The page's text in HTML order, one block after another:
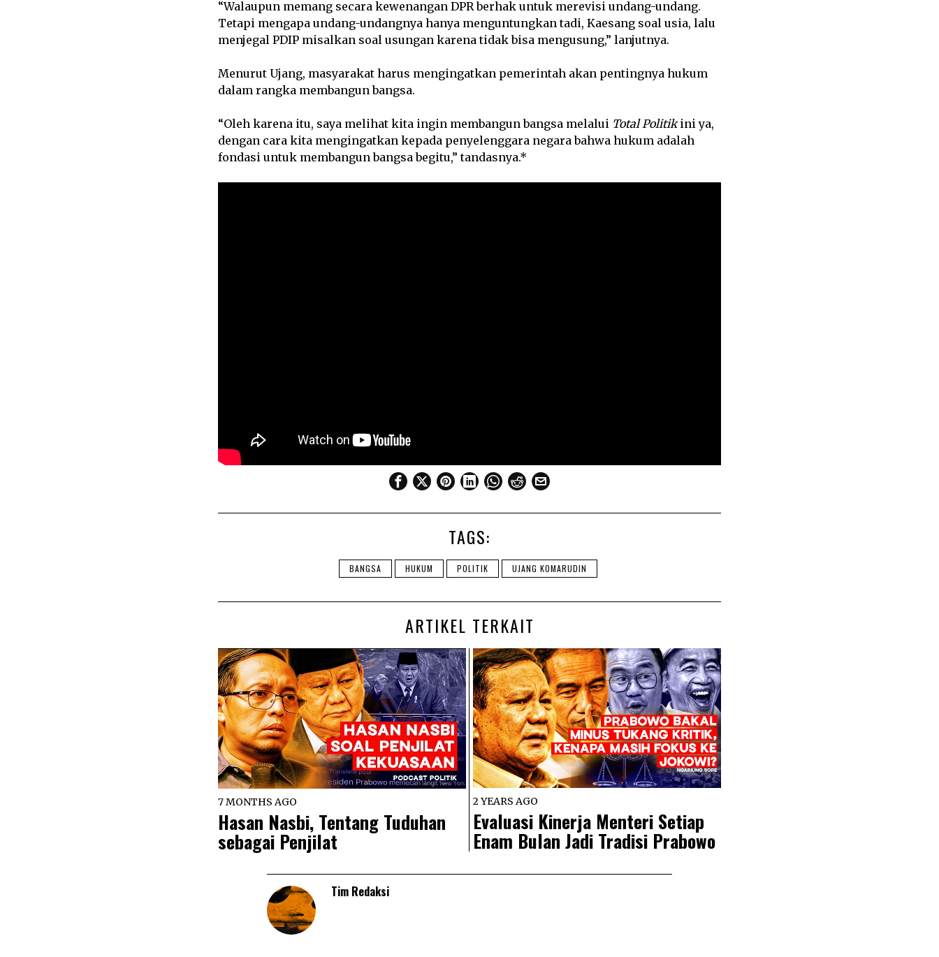
“Walaupun memang secara kewenangan DPR berhak untuk merevisi undang-undang.
Tetapi mengapa undang-undangnya hanya menguntungkan tadi, Kaesang soal usia, lalu
menjegal PDIP misalkan soal usungan karena tidak bisa mengusung,” lanjutnya.
Menurut Ujang, masyarakat harus mengingatkan pemerintah akan pentingnya hukum
dalam rangka membangun bangsa.
“Oleh karena itu, saya melihat kita ingin membangun bangsa melalui Total Politikini ya,
dengan cara kita mengingatkan kepada penyelenggara negara bahwa hukum adalah
fondasi untuk membangun bangsa begitu,” tandasnya.*
TAGS:
BANGSA HUKUM POLITIK UJANG KOMARUDIN
ARTIKEL TERKAIT
7 MONTHS AGO
Hasan Nasbi, Tentang Tuduhan
sebagai Penjilat
2 YEARS AGO
Evaluasi Kinerja Menteri Setiap
Enam Bulan Jadi Tradisi Prabowo
Tim Redaksi